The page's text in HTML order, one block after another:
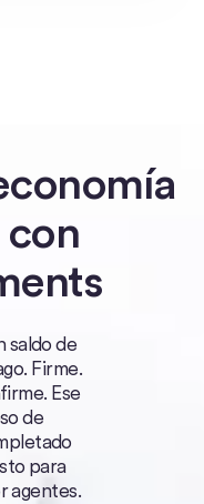
saldo de
Firme.
Ese
de
para
agentes.